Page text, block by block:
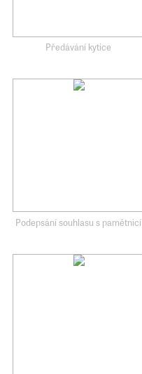
Předávání kytice
Podepsání souhlasu s pamětnicí